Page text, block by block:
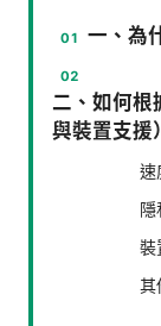
一、為
二、如何根
與裝置支援）
速
隱
裝
其